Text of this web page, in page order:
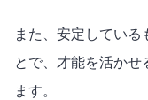
また、安定している
とで、 才能を活かせ
ます。